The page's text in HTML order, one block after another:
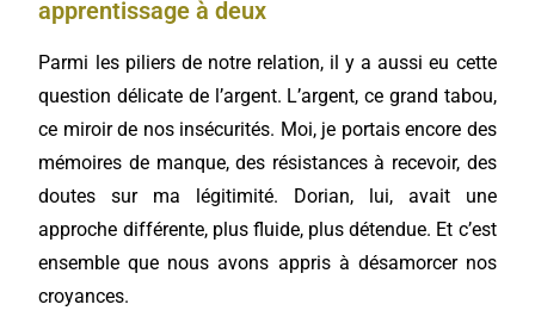
apprentissage à deux
Parmi les piliers de notre relation, il y a aussi eu cette
question délicate de l’argent. L’argent, ce grand tabou,
ce miroir de nos insécurités. Moi, je portais encore des
mémoires de manque, des résistances à recevoir, des
doutes sur ma légitimité. Dorian, lui, avait une
approche différente, plus fluide, plus détendue. Et c’est
ensemble que nous avons appris à désamorcer nos
croyances.